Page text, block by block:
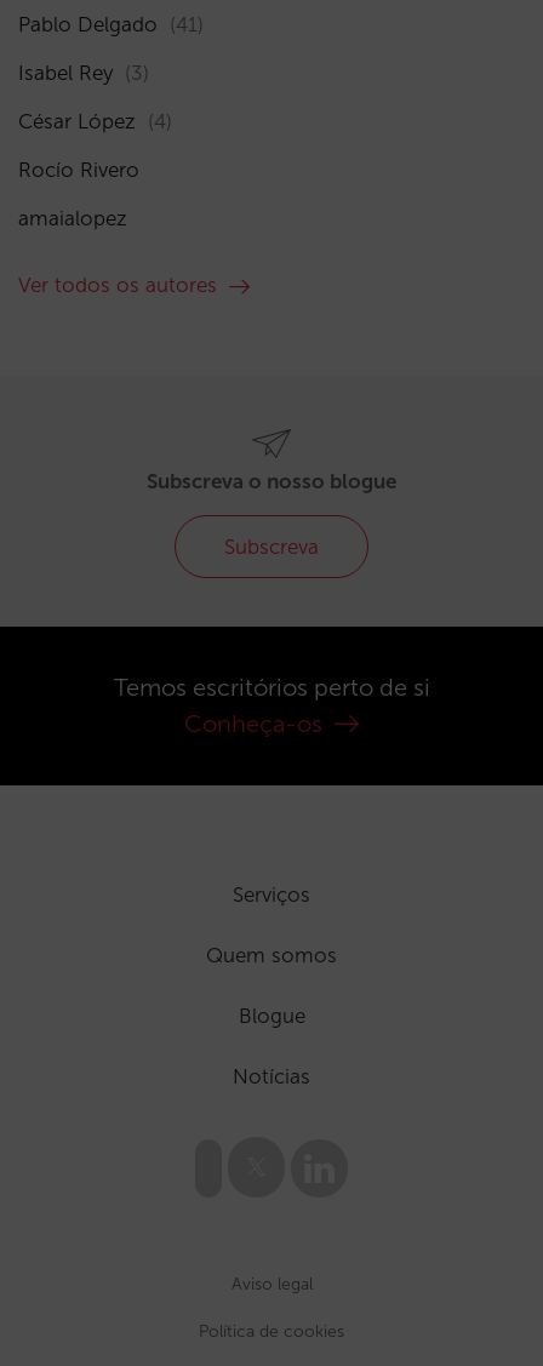
Pablo Delgado (41)
Isabel Rey (3)
César López (4)
Rocío Rivero
amaialopez
Ver todos os autores
Subscreva o nosso blogue
Subscreva
Temos escritórios perto de si
Conheça-os
Serviços
Quem somos
Blogue
Notícias
Aviso legal
Política de cookies